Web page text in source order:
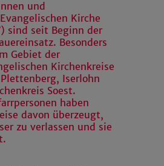
und
Kirche
sind seit Beginn der
Besonders
Gebiet der
Kirchenkreise
Iserlohn
Soest.
haben
davon überzeugt,
zu verlassen und sie